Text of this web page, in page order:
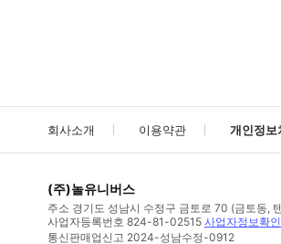
회사소개 이용약관 개인정보
(주)놀유니버스
주소 경기도 성남시 수정구 금토로 70 (금토동,
사업자등록번호 824-81-02515 사업자정보확인
통신판매업신고 2024-성남수정-0912